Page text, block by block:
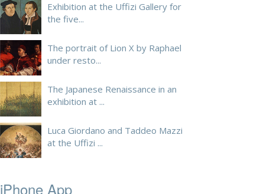
Exhibition at the Uffizi Gallery for
the five...
The portrait of Lion X by Raphael
under resto...
The Japanese Renaissance in an
exhibition at ...
Luca Giordano and Taddeo Mazzi
at the Uffizi ...
iPhone App